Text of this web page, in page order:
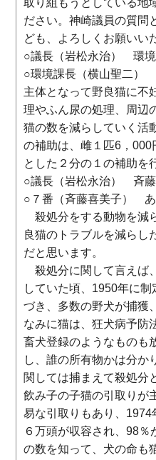
取り組もうとしている地
ださい。神崎議員の質問
ども、よろしくお願いい
○議長（岩松永治） 環境
○環境課長（横山聖二）
主体となって野良猫に不
理やふん尿の処理、周辺
猫の数を減らしていく活
の補助は、雌１匹6，
とした２分の１の補助を
○議長（岩松永治） 斉藤
○７番（斉藤喜美子） あ
殺処分をする動物を減
良猫のトラブルを減らし
だと思います。
殺処分に関して言えば
していた頃、1950年に
づき、多数の野犬が捕獲
なみに猫は、狂犬病予防
畜犬登録のようなものも
し、誰の所有物かは分か
関しては捕まえて殺処分
飲み子の子猫の引取りが
易な引取りもあり、
６万頭が収容され、98％
の数を知って、犬の命も